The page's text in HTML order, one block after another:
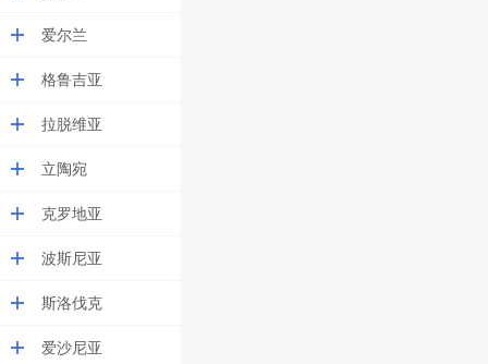
爱尔兰
格鲁吉亚
拉脱维亚
立陶宛
克罗地亚
波斯尼亚
斯洛伐克
爱沙尼亚